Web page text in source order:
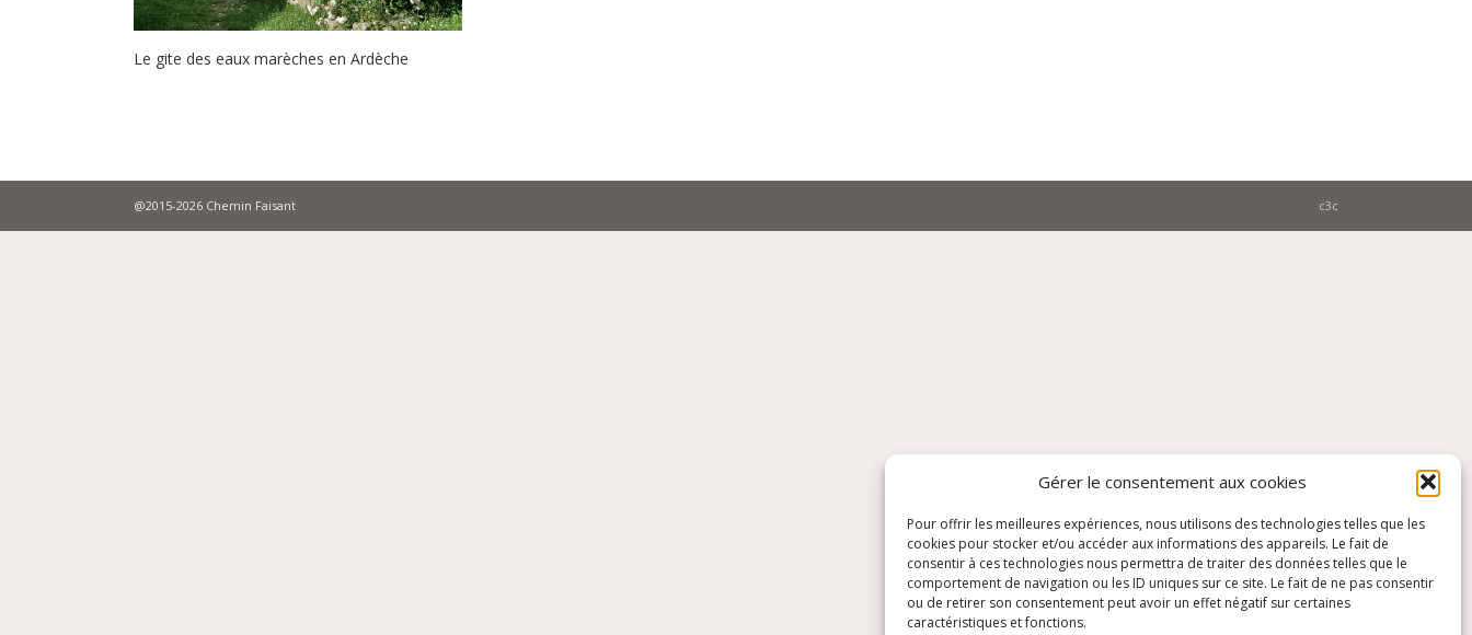
Gérer le consentement aux cookies
Pour offrir les meilleures expériences, nous utilisons des technologies telles que les
cookies pour stocker et/ou accéder aux informations des appareils. Le fait de
consentir à ces technologies nous permettra de traiter des données telles que le
comportement de navigation ou les ID uniques sur ce site. Le fait de ne pas consentir
ou de retirer son consentement peut avoir un effet négatif sur certaines
caractéristiques et fonctions.
Le gite des eaux marèches en Ardèche
@2015-2026 Chemin Faisant c3c